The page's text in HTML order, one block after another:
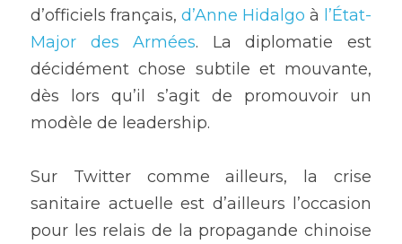
d’officiels français, d’Anne Hidalgo à l’État-
Major des Armées. La diplomatie est
décidément chose subtile et mouvante,
dès lors qu’il s’agit de promouvoir un
modèle de leadership.
Sur Twitter comme ailleurs, la crise
sanitaire actuelle est d’ailleurs l’occasion
pour les relais de la propagande chinoise